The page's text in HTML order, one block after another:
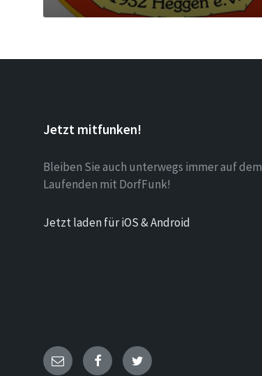
Jetzt mitfunken!
Bleiben Sie auch unterwegs immer auf dem
Laufenden mit DorfFunk!
Jetzt laden für iOS & Android
E- FacebookTwitter